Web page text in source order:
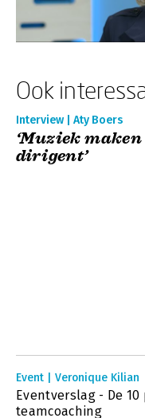
Ook
Interview | Aty Boers
‘Muziek
dirigent’
Event | Veronique Kilian
Eventverslag - De
teamcoaching